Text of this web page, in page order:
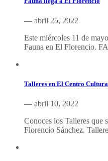
— abril 25, 2022
Este miércoles 11 de
Fauna en El Florencio.
Talleres en El Centro
— abril 10, 2022
Conoces los Talleres que
Florencio Sánchez.